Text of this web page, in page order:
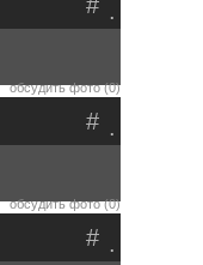
.
обсудить фото (0)
.
#
обсудить фото (0)
.
#